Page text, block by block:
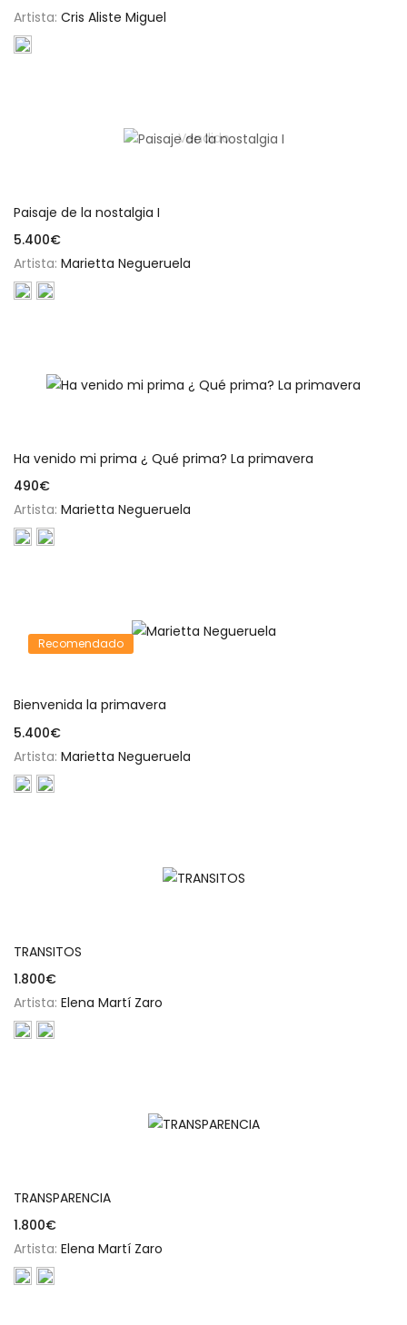
Artista: Cris Aliste Miguel
Vendido
Paisaje de la nostalgia I
5.400€
Artista: Marietta Negueruela
Ha venido mi prima ¿ Qué prima? La primavera
490€
Artista: Marietta Negueruela
Recomendado
Bienvenida la primavera
5.400€
Artista: Marietta Negueruela
TRANSITOS
1.800€
Artista: Elena Martí Zaro
TRANSPARENCIA
1.800€
Artista: Elena Martí Zaro